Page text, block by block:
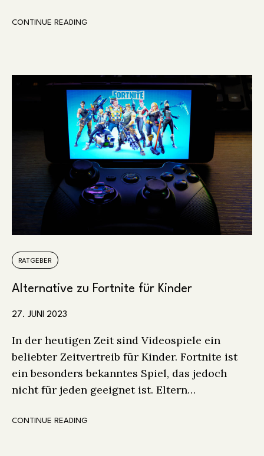
CONTINUE READING
RATGEBER
Alternative zu Fortnite für Kinder
27. JUNI 2023
In der heutigen Zeit sind Videospiele ein
beliebter Zeitvertreib für Kinder. Fortnite ist
ein besonders bekanntes Spiel, das jedoch
nicht für jeden geeignet ist. Eltern…
CONTINUE READING